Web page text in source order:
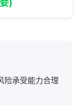
)
险承受能力合理